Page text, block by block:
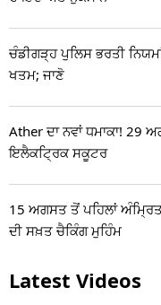
ਚੰਡੀਗੜ੍ਹ ਪੁਲਿਸ ਭਰਤੀ
ਖਤਮ; ਜਾਣੋ
Ather ਦਾ ਨਵਾਂ ਧਮਾਕਾ! 29
ਇਲੈਕਟ੍ਰਿਕ ਸਕੂਟਰ
15 ਅਗਸਤ ਤੋਂ ਪਹਿਲਾਂ
ਦੀ ਸਖ਼ਤ ਚੈਕਿੰਗ ਮੁਹਿੰਮ
Latest Videos